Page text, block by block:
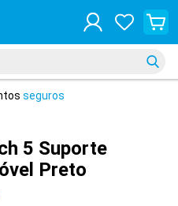
seguros
5 Suporte
Preto